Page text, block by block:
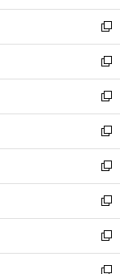
開
く
ウ
で
開
く
ン
ド
ウ
で
開
く
ウ
ィ
ン
ド
ウ
で
開
く
新
し
い
ウ
ィ
ン
ド
ウ
で
開
く
新
し
い
ウ
ィ
ン
ド
ウ
で
開
く
新
し
い
ウ
ィ
ン
ド
ウ
で
開
く
新
し
い
ウ
ィ
ン
ド
ウ
で
新
し
い
ウ
ィ
ン
新
し
い
ウ
新
し